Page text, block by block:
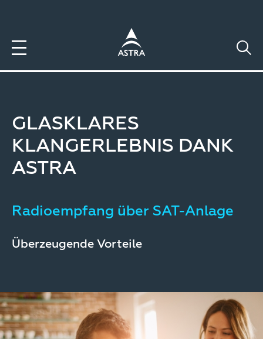
GLASKLARES
KLANGERLEBNIS DANK
ASTRA
Radioempfang über SAT-Anlage
Überzeugende Vorteile
Image